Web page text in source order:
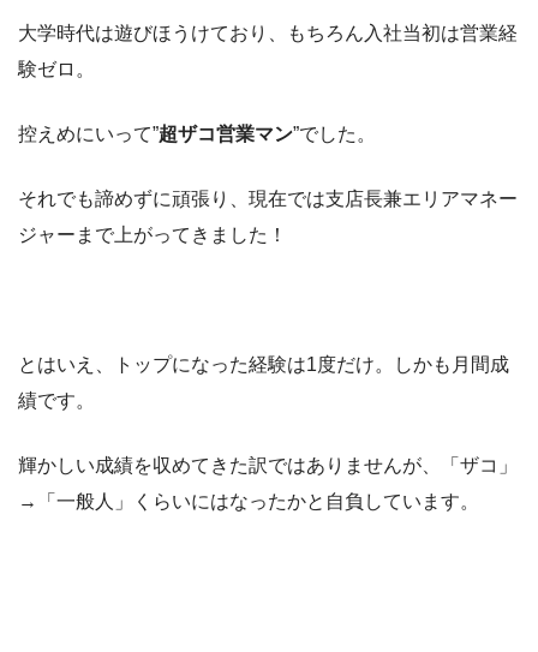
大学時代は遊びほうけており、もちろん入社当初は営業経
験ゼロ。
控えめにいって”超ザコ営業マン”でした。
それでも諦めずに頑張り、現在では支店長兼エリアマネー
ジャーまで上がってきました！
とはいえ、トップになった経験は1度だけ。しかも月間成
績です。
輝かしい成績を収めてきた訳ではありませんが、「ザコ」
→「一般人」くらいにはなったかと自負しています。